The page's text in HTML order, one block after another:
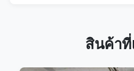
สินค้าที่